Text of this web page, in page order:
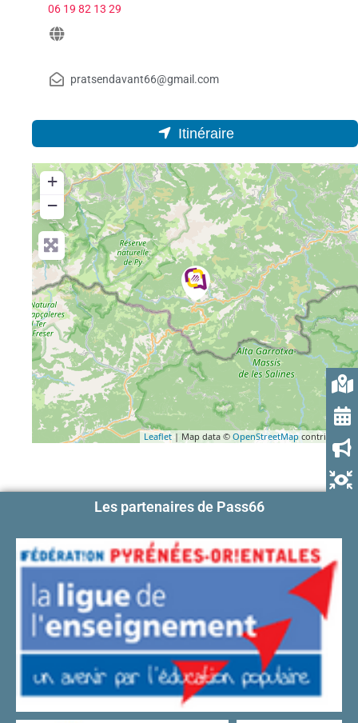
06 19 82 13 29
pratsendavant66@gmail.com
Itinéraire
+
−
Leaflet| Map data © OpenStreetMap contributors
Les partenaires de Pass66